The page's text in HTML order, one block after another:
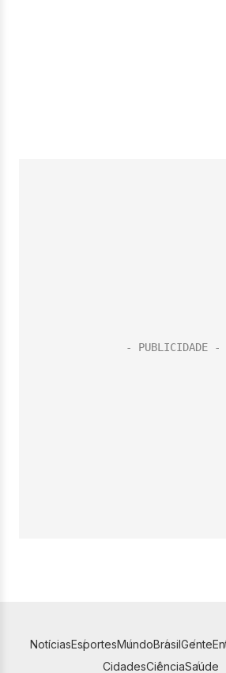
NotíciasEsportesMundoBrasilGente
CidadesCiênciaSaúde